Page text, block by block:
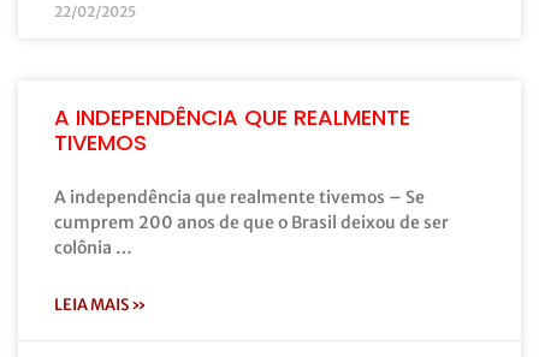
22/02/2025
A INDEPENDÊNCIA QUE REALMENTE
TIVEMOS
A independência que realmente tivemos – Se
cumprem 200 anos de que o Brasil deixou de ser
colônia …
LEIA MAIS »